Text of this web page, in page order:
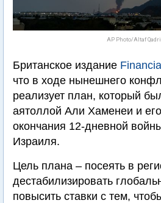
AP Photo/Altaf Qadri
Британское издание
что в ходе нынешнего
реализует план, который
аятоллой Али Хаменеи и
окончания 12-дневной
Израиля.
Цель плана – посеять в
дестабилизировать
повысить ставки с тем,